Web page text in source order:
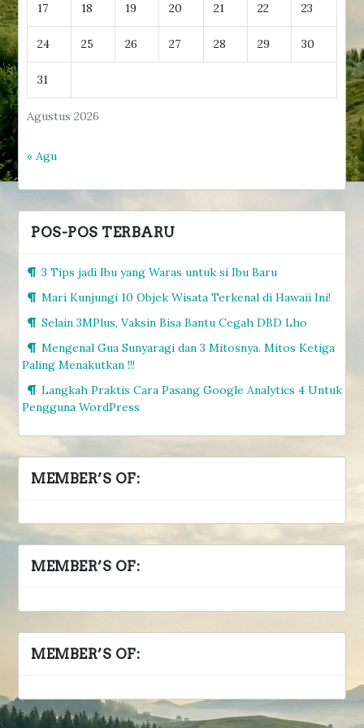
Agustus 2026
17 18 19 20 21 22 23
24 25 26 27 28 29 30
31
« Agu
POS-POS TERBARU
3 Tips jadi Ibu yang Waras untuk si Ibu Baru
Mari Kunjungi 10 Objek Wisata Terkenal di Hawaii Ini!
Selain 3MPlus, Vaksin Bisa Bantu Cegah DBD Lho
Mengenal Gua Sunyaragi dan 3 Mitosnya. Mitos Ketiga
Paling Menakutkan !!!
Langkah Praktis Cara Pasang Google Analytics 4 Untuk
Pengguna WordPress
MEMBER’S OF:
MEMBER’S OF:
MEMBER’S OF: